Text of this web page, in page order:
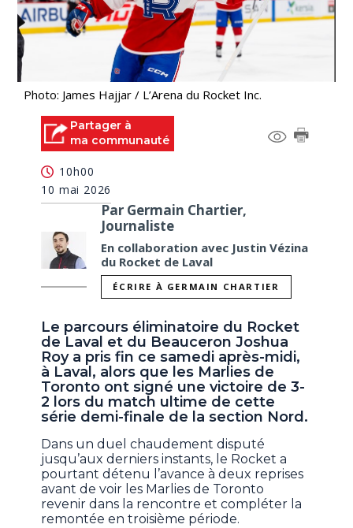
Photo: James Hajjar / L’Arena du Rocket Inc.
Partager à
ma communauté
10h00
10 mai 2026
Par Germain Chartier,
Journaliste
En collaboration avec Justin Vézina
du Rocket de Laval
ÉCRIRE À GERMAIN CHARTIER
Le parcours éliminatoire du Rocket
de Laval et du Beauceron Joshua
Roy a pris fin ce samedi après-midi,
à Laval, alors que les Marlies de
Toronto ont signé une victoire de 3-
2 lors du match ultime de cette
série demi-finale de la section Nord.
Dans un duel chaudement disputé
jusqu’aux derniers instants, le Rocket a
pourtant détenu l’avance à deux reprises
avant de voir les Marlies de Toronto
revenir dans la rencontre et compléter la
remontée en troisième période.